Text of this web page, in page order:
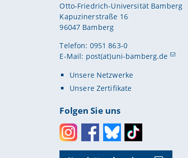
Otto-Friedrich-Universität Bamberg
Kapuzinerstraße 16
96047 Bamberg
Telefon: 0951 863-0
E-Mail: post(at)uni-bamberg.de
Unsere Netzwerke
Unsere Zertifikate
Folgen Sie uns
InstagramFacebookBlueskyToktok